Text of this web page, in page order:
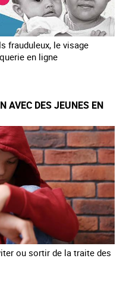
frauduleux, le visage
en ligne
AVEC DES JEUNES EN
ou sortir de la traite des